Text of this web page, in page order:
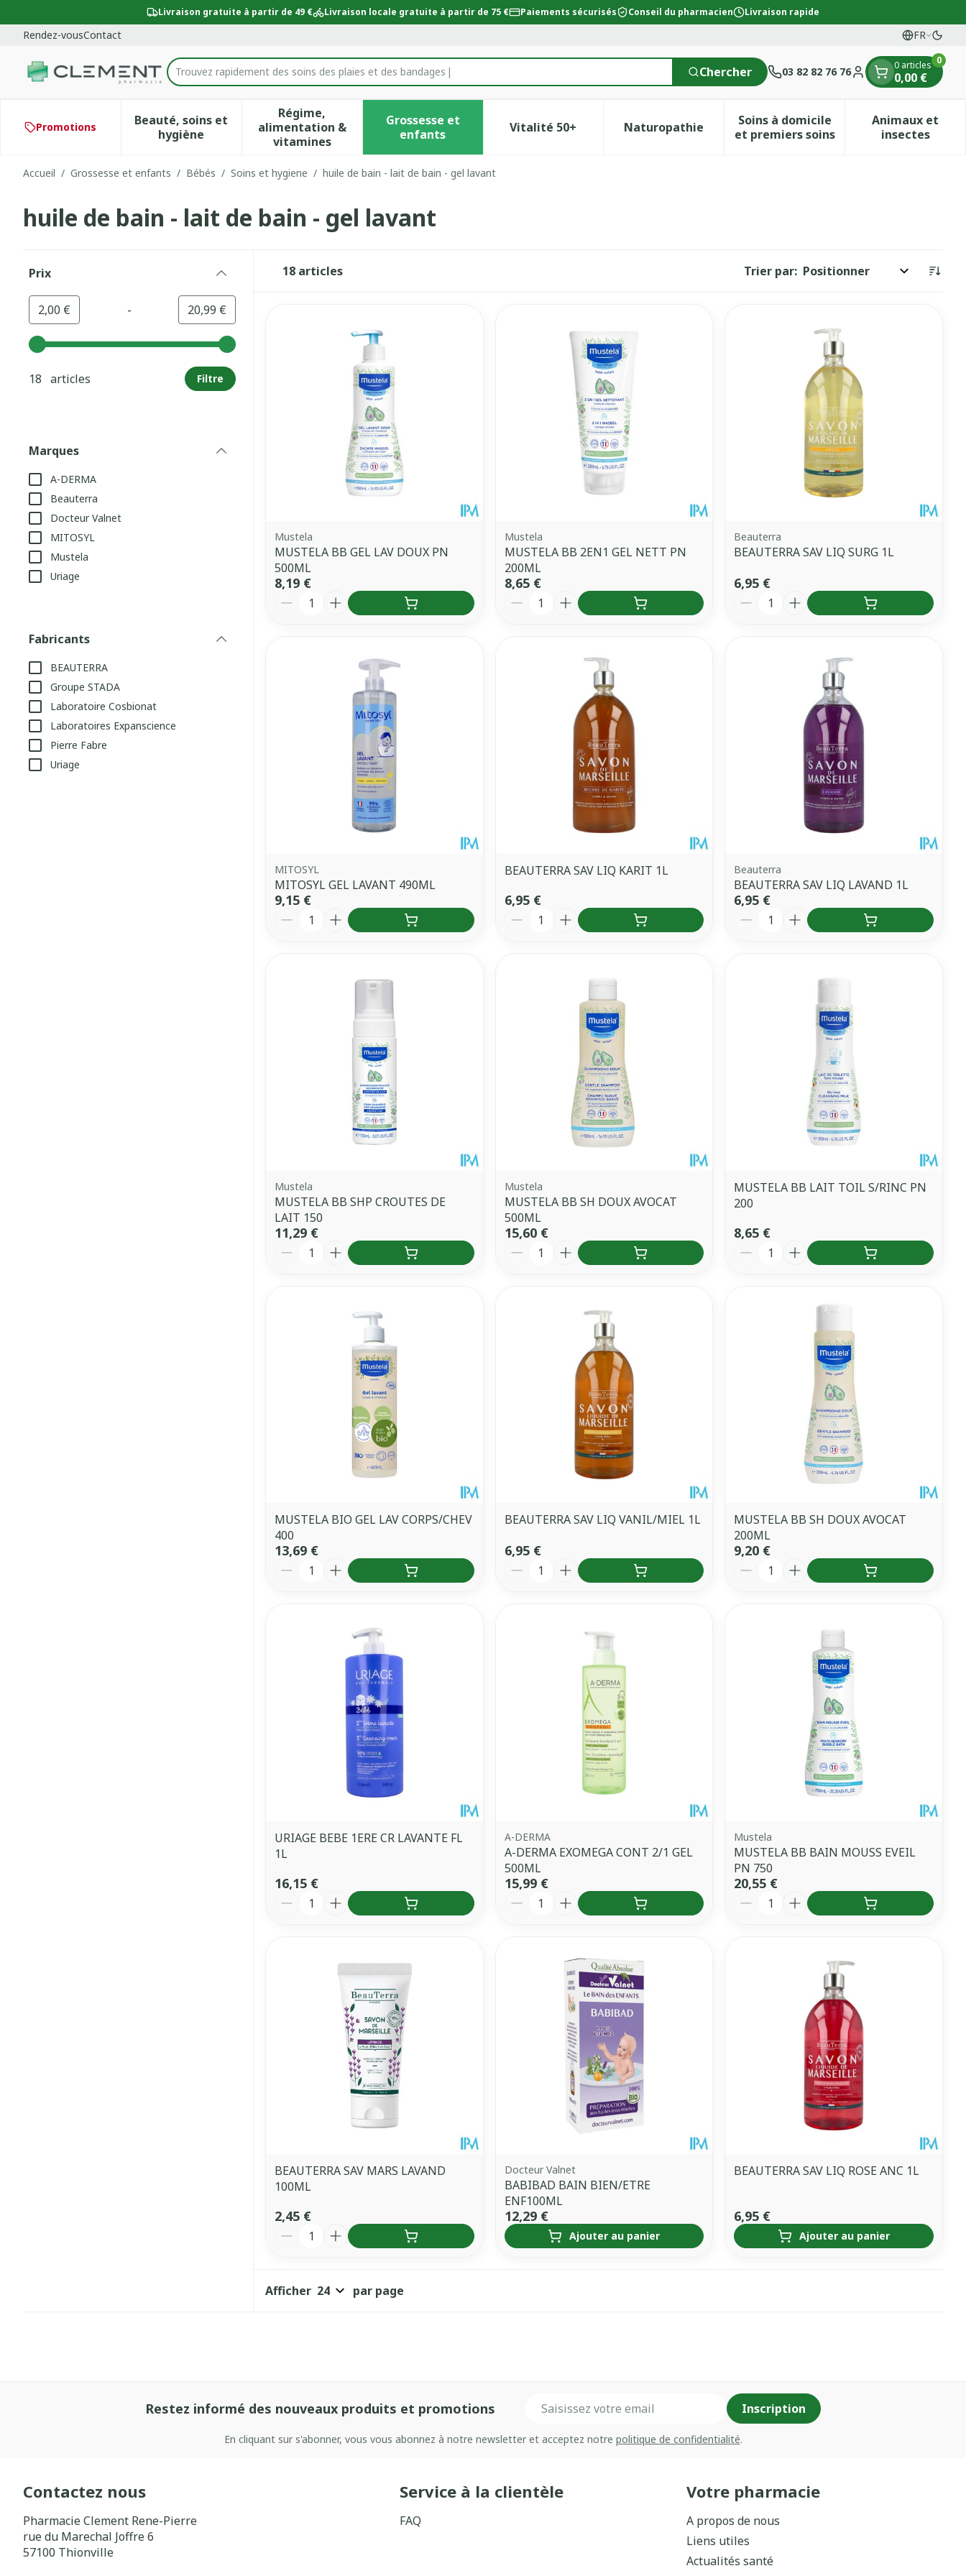
Livraison gratuite à partir de 49 € Livraison locale gratuite à partir de 75 € Paiements sécurisés Conseil du pharmacien Livraison rapide
Rendez-vousContact FR
Langues
Rechercher
Trouvez rapidement des soins des plaies et des bandages Chercher 03 82 82 76 76
Menu client
0 articles
0,00 €
0
Promotions
Beauté, soins et
hygièneAfficher le sous-menu pour la catégorie Beauté, soins et hygiène
Régime,
alimentation &
vitamines
Afficher le sous-menu pour la catégorie Régime, alimentation & vitamines
Grossesse et
enfantsAfficher le sous-menu pour la catégorie Grossesse et enfants
Vitalité 50+Afficher le sous-menu pour la catégorie Vitalité 50+
NaturopathieAfficher le sous-menu pour la catégorie
Soins à domicile
et premiers soins
Afficher le sous-menu pour la
Animaux et
insectes
Afficher
Accueil / Grossesse et enfants / Bébés / Soins et hygiene / huile de bain - lait de bain - gel lavant
huile de bain - lait de bain - gel lavant
Prix
Valeur minimale
2,00 € - Valeur maximale
20,99 €
Utilisez les touches fléchées gauche et droite pour ajuster les valeurs minimales et maximales du prix.
18 articles
Filtre
Marques
A-DERMA
Beauterra
Docteur Valnet
MITOSYL
Mustela
Uriage
Fabricants
BEAUTERRA
Groupe STADA
Laboratoire Cosbionat
Laboratoires Expanscience
Pierre Fabre
Uriage
18 articles Trier par:
Mustela
MUSTELA BB GEL LAV DOUX PN
500ML
8,19 €
Quantité
Mustela
MUSTELA BB 2EN1 GEL NETT PN
200ML
8,65 €
Quantité
Beauterra
BEAUTERRA SAV LIQ SURG 1L
6,95 €
Quantité
MITOSYL
MITOSYL GEL LAVANT 490ML
9,15 €
Quantité
BEAUTERRA SAV LIQ KARIT 1L
6,95 €
Quantité
Beauterra
BEAUTERRA SAV LIQ LAVAND 1L
6,95 €
Quantité
Mustela
MUSTELA BB SHP CROUTES DE
LAIT 150
11,29 €
Quantité
Mustela
MUSTELA BB SH DOUX AVOCAT
500ML
15,60 €
Quantité
MUSTELA BB LAIT TOIL S/RINC PN
200
8,65 €
Quantité
MUSTELA BIO GEL LAV CORPS/CHEV
400
13,69 €
Quantité
BEAUTERRA SAV LIQ VANIL/MIEL 1L
6,95 €
Quantité
MUSTELA BB SH DOUX AVOCAT
200ML
9,20 €
Quantité
URIAGE BEBE 1ERE CR LAVANTE FL
1L
16,15 €
Quantité
A-DERMA
A-DERMA EXOMEGA CONT 2/1 GEL
500ML
15,99 €
Quantité
Mustela
MUSTELA BB BAIN MOUSS EVEIL
PN 750
20,55 €
Quantité
BEAUTERRA SAV MARS LAVAND
100ML
2,45 €
Quantité
Docteur Valnet
BABIBAD BAIN BIEN/ETRE
ENF100ML
12,29 €
Ajouter au panier
BEAUTERRA SAV LIQ ROSE ANC 1L
6,95 €
Ajouter au panier
Afficher par page
Restez informé des nouveaux produits et promotions Inscription
En cliquant sur s'abonner, vous vous abonnez à notre newsletter et acceptez notre politique de confidentialité.
Contactez nous
Pharmacie Clement Rene-Pierre
rue du Marechal Joffre 6
57100 Thionville
Service à la clientèle
FAQ
Votre pharmacie
A propos de nous
Liens utiles
Actualités santé